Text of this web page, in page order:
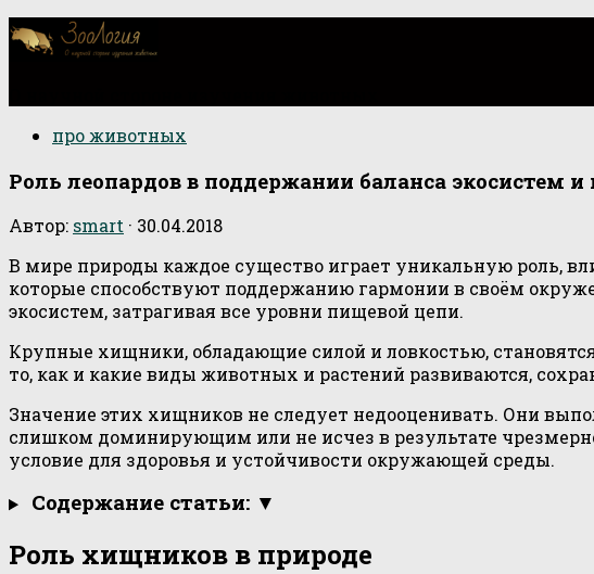
про животных
Роль леопардов в поддержании баланса экосистем
Автор: smart · 30.04.2018
В мире природы каждое существо играет уникальную роль,
которые способствуют поддержанию гармонии в своём
экосистем, затрагивая все уровни пищевой цепи.
Крупные хищники, обладающие силой и ловкостью,
то, как и какие виды животных и растений развиваются,
Значение этих хищников не следует недооценивать. Они
слишком доминирующим или не исчез в результате
условие для здоровья и устойчивости окружающей среды.
Содержание статьи: ▼
Роль хищников в природе